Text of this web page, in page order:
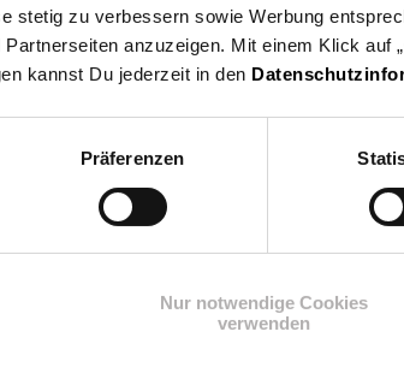
stetig zu verbessern sowie Werbung
anzuzeigen. Mit einem Klick auf
kannst Du jederzeit in den
Präferenzen
Nur notwendige Cookies
verwenden